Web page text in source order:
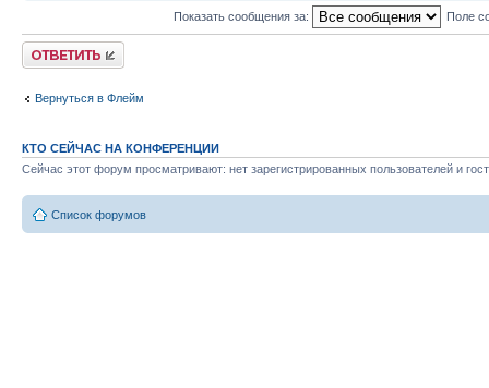
Показать сообщения за: Поле
Ответить
Вернуться в Флейм
КТО СЕЙЧАС НА КОНФЕРЕНЦИИ
Сейчас этот форум просматривают: нет зарегистрированных пользователей и
Список форумов